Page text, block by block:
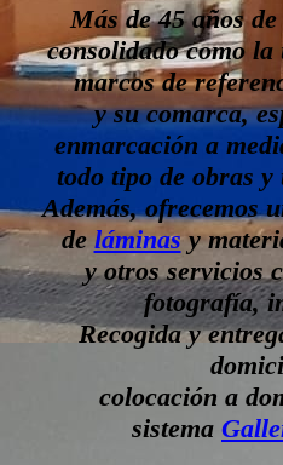
Más de 45 años
consolidado como la
marcos de
y su comarca,
enmarcación a
todo tipo de obras y
Además, ofrecemos
deláminasy
y otros servicios
fotografía,
Recogida y
colocación a
sistema